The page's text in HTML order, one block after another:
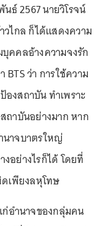
ธ์ 2567 นายวิโรจน์
ไกล ก็ได้แสดงความ
คคลอ้างความจงรัก
ว่า การใช้ความ
องสถาบัน ทำเพราะ
าบันอย่างมาก หาก
าจบาตรใหญ่
อย่างไรก็ได้ โดยที่
เพียงลหุโทษ
อำนาจของกลุ่มคน